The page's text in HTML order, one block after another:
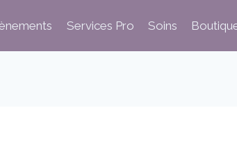
Services Pro Soins